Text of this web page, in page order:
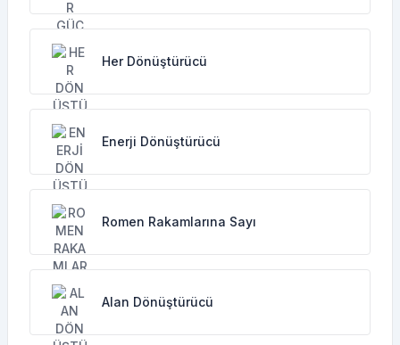
Her Dönüştürücü
Enerji Dönüştürücü
Romen Rakamlarına Sayı
Alan Dönüştürücü